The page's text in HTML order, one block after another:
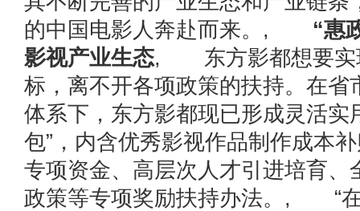
的中国电影人奔赴而来。, “惠政
影视产业生态, 东方影都想要实
标，离不开各项政策的扶持。在省
体系下，东方影都现已形成灵活实
包”，内含优秀影视作品制作成本
专项资金、高层次人才引进培育、
政策等专项奖励扶持办法。, “